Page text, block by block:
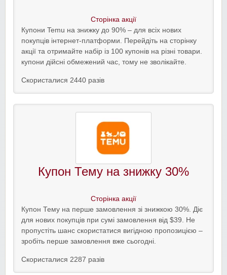
Сторінка акції
Купони Temu на знижку до 90% – для всіх нових
покупців інтернет-платформи. Перейдіть на сторінку
акції та отримайте набір із 100 купонів на різні товари.
купони дійсні обмежений час, тому не зволікайте.
Скористалися 2440 разів
Купон Тему на знижку 30%
Сторінка акції
Купон Тему на перше замовлення зі знижкою 30%. Діє
для нових покупців при сумі замовлення від $39. Не
пропустіть шанс скористатися вигідною пропозицією –
зробіть перше замовлення вже сьогодні.
Скористалися 2287 разів